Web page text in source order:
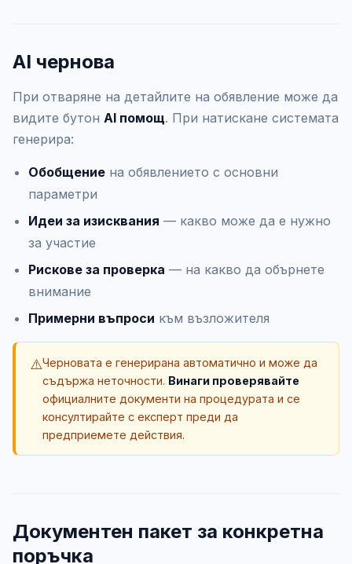
AI чернова
При отваряне на детайлите на обявление може да
видите бутон AI помощ. При натискане системата
генерира:
Обобщение на обявлението с основни
параметри
Идеи за изисквания — какво може да е нужно
за участие
Рискове за проверка — на какво да обърнете
внимание
Примерни въпроси към възложителя
⚠️Черновата е генерирана автоматично и може да
съдържа неточности. Винаги проверявайте
официалните документи на процедурата и се
консултирайте с експерт преди да
предприемете действия.
Документен пакет за конкретна
поръчка